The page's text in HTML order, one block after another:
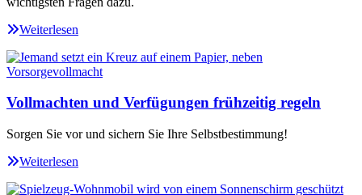
Weiterlesen
Vollmachten und Verfügungen frühzeitig regeln
Sorgen Sie vor und sichern Sie Ihre Selbstbestimmung!
Weiterlesen